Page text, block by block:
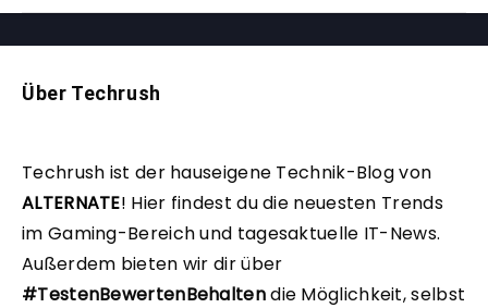
Über Techrush
Techrush ist der hauseigene Technik-Blog von
ALTERNATE! Hier findest du die neuesten Trends
im Gaming-Bereich und tagesaktuelle IT-News.
Außerdem bieten wir dir über
#TestenBewertenBehaltendie Möglichkeit, selbst